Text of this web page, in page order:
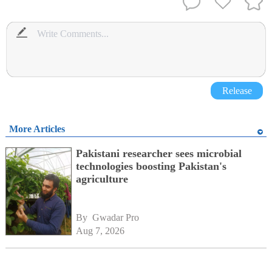
Release
More Articles
Pakistani researcher sees microbial
technologies boosting Pakistan's
agriculture
By Gwadar Pro
Aug 7, 2026